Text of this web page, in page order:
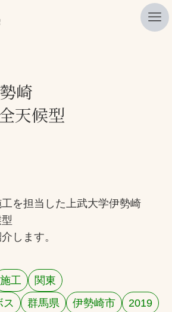
崎
天候型
を担当した上武大学伊勢崎
します。
施工
関東
ス
群馬県 伊勢崎市 2019